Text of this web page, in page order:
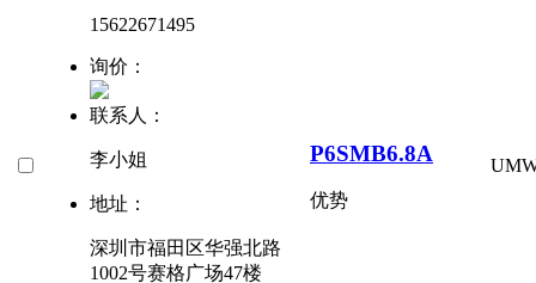
15622671495
询价：
联系人：
李小姐
地址：
深圳市福田区华强北路
1002号赛格广场47楼
P6SMB6.8A
优势